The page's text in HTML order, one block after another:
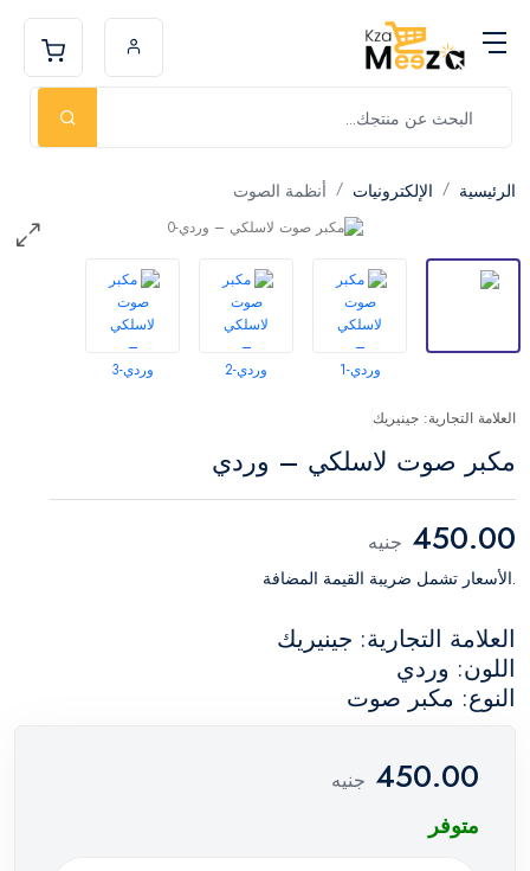
الرئيسية الإلكترونيات أنظمة الصوت
العلامة التجارية: جينيريك
مكبر صوت لاسلكي – وردي
450.00 جنيه
.الأسعار تشمل ضريبة القيمة المضافة
العلامة التجارية: جينيريك
اللون: وردي
النوع: مكبر صوت
450.00 جنيه
متوفر